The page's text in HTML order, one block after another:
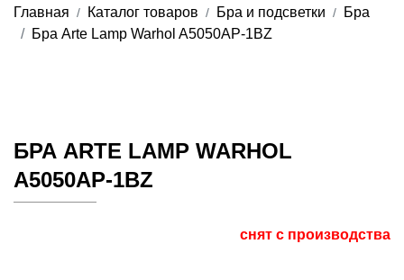
Главная Каталог товаров Бра и подсветки
Бра
Бра Arte Lamp Warhol A5050AP-1BZ
БРА ARTE LAMP WARHOL
A5050AP-1BZ
снят с производства